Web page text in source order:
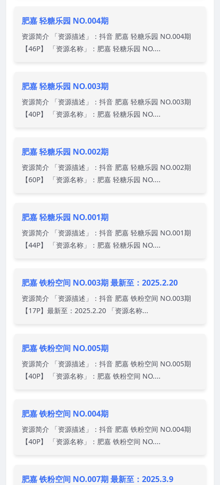
肥嘉 轻糖乐园 NO.004期
资源简介 「资源描述」：抖音 肥嘉 轻糖乐园 NO.004期
【46P】 「资源名称」：肥嘉 轻糖乐园 NO....
肥嘉 轻糖乐园 NO.003期
资源简介 「资源描述」：抖音 肥嘉 轻糖乐园 NO.003期
【40P】 「资源名称」：肥嘉 轻糖乐园 NO....
肥嘉 轻糖乐园 NO.002期
资源简介 「资源描述」：抖音 肥嘉 轻糖乐园 NO.002期
【60P】 「资源名称」：肥嘉 轻糖乐园 NO....
肥嘉 轻糖乐园 NO.001期
资源简介 「资源描述」：抖音 肥嘉 轻糖乐园 NO.001期
【44P】 「资源名称」：肥嘉 轻糖乐园 NO....
肥嘉 铁粉空间 NO.003期 最新至：2025.2.20
资源简介 「资源描述」：抖音 肥嘉 铁粉空间 NO.003期
【17P】最新至：2025.2.20 「资源名称...
肥嘉 铁粉空间 NO.005期
资源简介 「资源描述」：抖音 肥嘉 铁粉空间 NO.005期
【40P】 「资源名称」：肥嘉 铁粉空间 NO....
肥嘉 铁粉空间 NO.004期
资源简介 「资源描述」：抖音 肥嘉 铁粉空间 NO.004期
【40P】 「资源名称」：肥嘉 铁粉空间 NO....
肥嘉 铁粉空间 NO.007期 最新至：2025.3.9